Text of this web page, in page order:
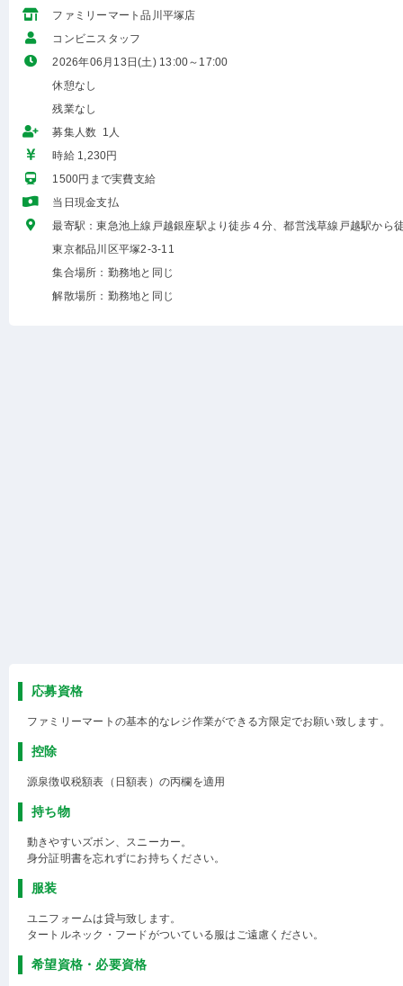
ファミリーマート品川平塚店
コンビニスタッフ
2026年06月13日(土) 13:00～17:00
休憩なし
残業なし
募集人数 1人
時給 1,230円
1500円まで実費支給
当日現金支払
最寄駅：東急池上線戸越銀座駅より徒歩４分、都営浅草線戸越駅から
東京都品川区平塚2-3-11
集合場所：勤務地と同じ
解散場所：勤務地と同じ
応募資格
ファミリーマートの基本的なレジ作業ができる方限定でお願い致します。
控除
源泉徴収税額表（日額表）の丙欄を適用
持ち物
動きやすいズボン、スニーカー。
身分証明書を忘れずにお持ちください。
服装
ユニフォームは貸与致します。
タートルネック・フードがついている服はご遠慮ください。
希望資格・必要資格